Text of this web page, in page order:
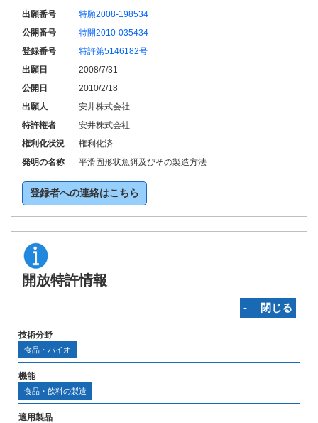
出願番号
特願2008-198534
公開番号
特開2010-035434
登録番号
特許第5146182号
出願日
2008/7/31
公開日
2010/2/18
出願人
安井株式会社
特許権者
安井株式会社
権利化状況
権利化済
発明の名称
平滑固形状魚餌及びその製造方法
登録者への連絡はこちら
開放特許情報
‐ 閉じる
技術分野
食品・バイオ
機能
食品・飲料の製造
適用製品